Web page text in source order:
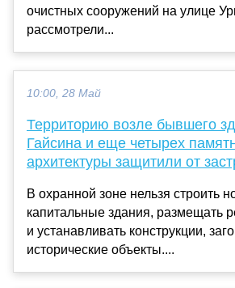
очистных сооружений на улице
рассмотрели...
10:00, 28 Май
Территорию возле бывшего
Гайсина и еще четырех
архитектуры защитили от
В охранной зоне нельзя строить
капитальные здания, размещать
и устанавливать конструкции,
исторические объекты....